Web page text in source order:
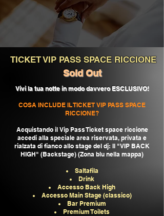
TICKET VIP PASS SPACE RICCIONE
Sold Out
Vivi la tua notte in modo davvero ESCLUSIVO!
COSA INCLUDE IL TICKET VIP PASS SPACE
RICCIONE?
Acquistando il Vip Pass Ticket space riccione
accedi alla speciale area riservata, privata e
rialzata di fianco allo stage del dj: Il "VIP BACK
HIGH" (Backstage) (Zona blu nella mappa)
Saltafila
Drink
Accesso Back High
Accesso Main Stage (classico)
Bar Premium
Premium Toilets